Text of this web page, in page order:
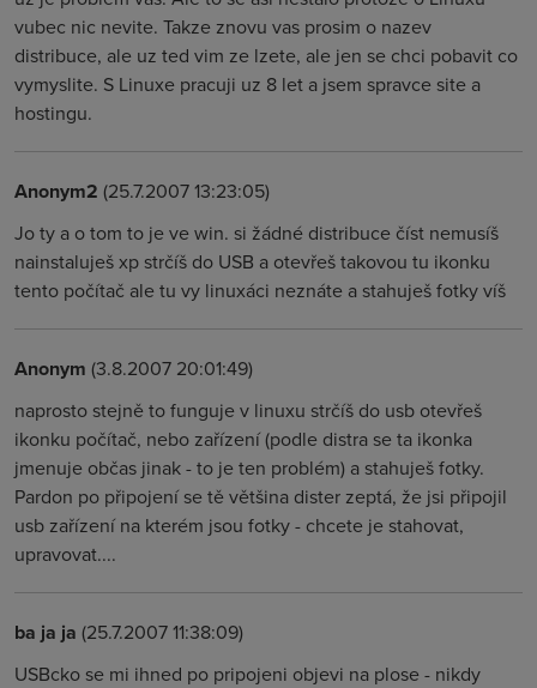
vubec nic nevite. Takze znovu vas prosim o nazev
distribuce, ale uz ted vim ze lzete, ale jen se chci pobavit co
vymyslite. S Linuxe pracuji uz 8 let a jsem spravce site a
hostingu.
Anonym2 (25.7.2007 13:23:05)
Jo ty a o tom to je ve win. si žádné distribuce číst nemusíš
nainstaluješ xp strčíš do USB a otevřeš takovou tu ikonku
tento počítač ale tu vy linuxáci neznáte a stahuješ fotky víš
Anonym (3.8.2007 20:01:49)
naprosto stejně to funguje v linuxu strčíš do usb otevřeš
ikonku počítač, nebo zařízení (podle distra se ta ikonka
jmenuje občas jinak - to je ten problém) a stahuješ fotky.
Pardon po připojení se tě většina dister zeptá, že jsi připojil
usb zařízení na kterém jsou fotky - chcete je stahovat,
upravovat....
ba ja ja (25.7.2007 11:38:09)
USBcko se mi ihned po pripojeni objevi na plose - nikdy